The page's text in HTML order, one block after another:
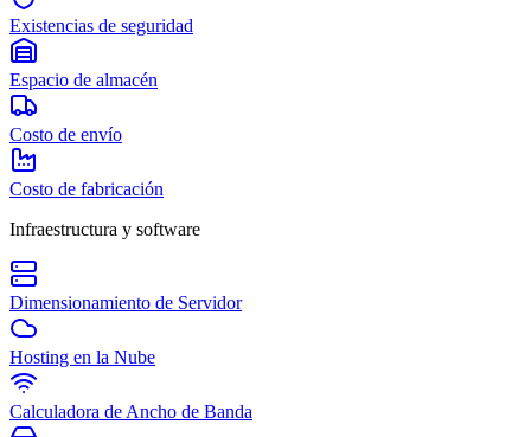
Existencias de seguridad
Espacio de almacén
Costo de envío
Costo de fabricación
Infraestructura y software
Dimensionamiento de Servidor
Hosting en la Nube
Calculadora de Ancho de Banda